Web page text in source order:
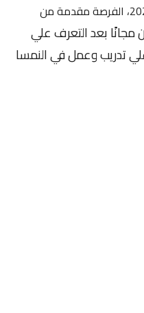
مع طلاب من جميع أنحاء العالم 2022، الفرصة مقدمة من
مجانًا بعد التعرف علي
تدريب وعمل في النمسا